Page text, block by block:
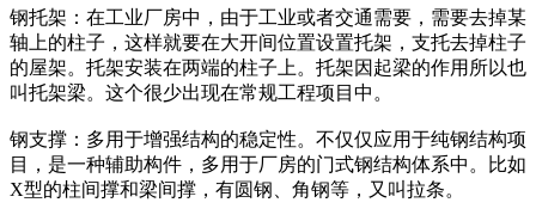
钢托架：在工业厂房中，由于工业或者交通需要，需要去掉某
轴上的柱子，这样就要在大开间位置设置托架，支托去掉柱子
的屋架。托架安装在两端的柱子上。托架因起梁的作用所以也
叫托架梁。这个很少出现在常规工程项目中。
钢支撑：多用于增强结构的稳定性。不仅仅应用于纯钢结构项
目，是一种辅助构件，多用于厂房的门式钢结构体系中。比如
X型的柱间撑和梁间撑，有圆钢、角钢等，又叫拉条。